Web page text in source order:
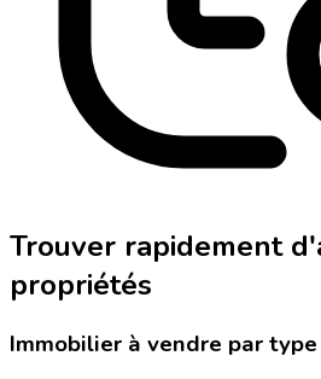
Trouver rapidement
propriétés
Immobilier à vendre par type